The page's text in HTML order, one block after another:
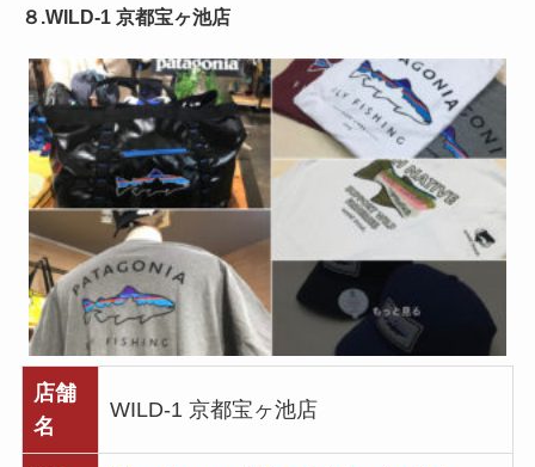
８.WILD-1 京都宝ヶ池店
店舗
名
WILD-1 京都宝ヶ池店